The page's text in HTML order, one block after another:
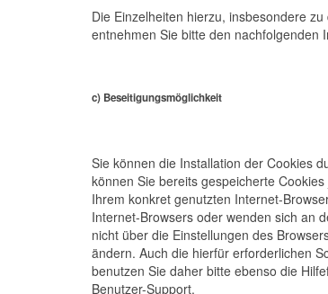
Die Einzelheiten hierzu, insbesondere
entnehmen Sie bitte den nachfolgenden
c) Beseitigungsmöglichkeit
Sie können die Installation der Cookies
können Sie bereits gespeicherte
Ihrem konkret genutzten Internet-
Internet-Browsers oder wenden sich an
nicht über die Einstellungen des
ändern. Auch die hierfür erforderlichen
benutzen Sie daher bitte ebenso die
Benutzer-Support.